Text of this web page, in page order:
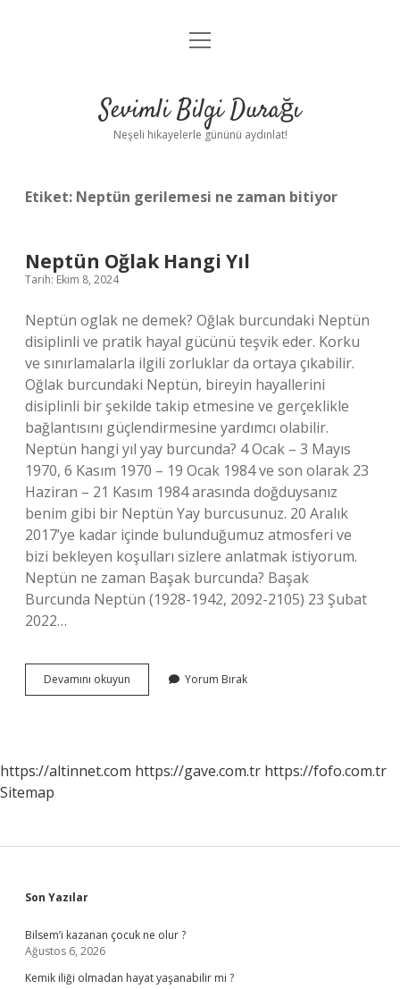
Anasayfa
Yasal Uyarı
menüyü
Sevimli Bilgi Durağı
Neşeli hikayelerle gününü aydınlat!
Etiket: Neptün gerilemesi ne zaman bitiyor
Neptün Oğlak Hangi Yıl
Tarih: Ekim 8, 2024
Neptün oglak ne demek? Oğlak burcundaki Neptün
disiplinli ve pratik hayal gücünü teşvik eder. Korku
ve sınırlamalarla ilgili zorluklar da ortaya çıkabilir.
Oğlak burcundaki Neptün, bireyin hayallerini
disiplinli bir şekilde takip etmesine ve gerçeklikle
bağlantısını güçlendirmesine yardımcı olabilir.
Neptün hangi yıl yay burcunda? 4 Ocak – 3 Mayıs
1970, 6 Kasım 1970 – 19 Ocak 1984 ve son olarak 23
Haziran – 21 Kasım 1984 arasında doğduysanız
benim gibi bir Neptün Yay burcusunuz. 20 Aralık
2017’ye kadar içinde bulunduğumuz atmosferi ve
bizi bekleyen koşulları sizlere anlatmak istiyorum.
Neptün ne zaman Başak burcunda? Başak
Burcunda Neptün (1928-1942, 2092-2105) 23 Şubat
2022…
Devamını okuyun
Oğlak
Yorum Bırak
https://altinnet.com https://gave.com.tr https://fofo.com.tr
Sitemap
Sidebar
Son Yazılar
Bilsem’i kazanan çocuk ne olur ?
Ağustos 6, 2026
Kemik iliği olmadan hayat yaşanabilir mi ?